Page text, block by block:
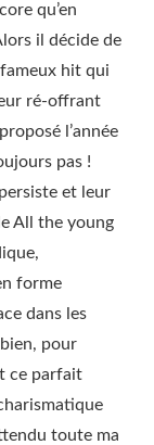
qu’en
il décide de
hit qui
ré-offrant
l’année
pas !
et leur
All the young
forme
dans les
pour
ce parfait
toute ma